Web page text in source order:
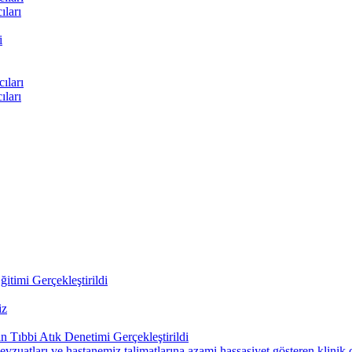
Gerçekleştirildi
Tıbbi Atık Denetimi Gerçekleştirildi